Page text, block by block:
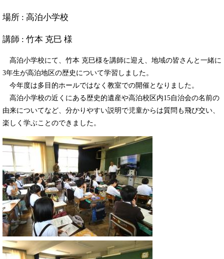
場所 : 高泊小学校
講師 : 竹本 克巳 様
高泊小学校にて、竹本 克巳様を講師に迎え、地域の皆さんと一緒に
3年生が高泊地区の歴史について学習しました。
今年度は多目的ホールではなく教室での開催となりました。
高泊小学校の近くにある歴史的遺産や高泊校区内15自治会の名前の
由来についてなど、分かりやすい説明で児童からは質問も飛び交い、
楽しく学ぶことのできました。